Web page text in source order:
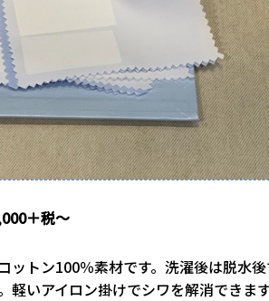
＋税～
ットン100％素材です。洗濯後は脱水
軽いアイロン掛けでシワを解消できま